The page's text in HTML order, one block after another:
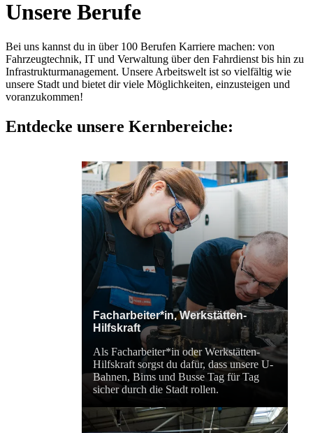
Unsere Berufe
Bei uns kannst du in über 100 Berufen Karriere machen: von
Fahrzeugtechnik, IT und Verwaltung über den Fahrdienst bis hin zu
Infrastrukturmanagement. Unsere Arbeitswelt ist so vielfältig wie
unsere Stadt und bietet dir viele Möglichkeiten, einzusteigen und
voranzukommen!
Entdecke unsere Kernbereiche:
Facharbeiter*in, Werkstätten-
Hilfskraft
Als Facharbeiter*in oder Werkstätten-
Hilfskraft sorgst du dafür, dass unsere U-
Bahnen, Bims und Busse Tag für Tag
sicher durch die Stadt rollen.